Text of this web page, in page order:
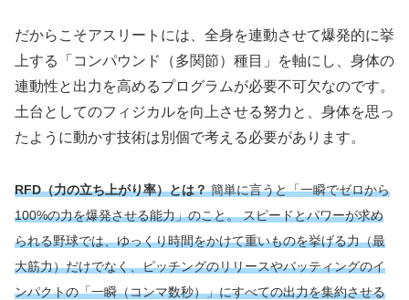
だからこそアスリートには、全身を連動させて爆発的に挙
上する「コンパウンド（多関節）種目」を軸にし、身体の
連動性と出力を高めるプログラムが必要不可欠なのです。
土台としてのフィジカルを向上させる努力と、身体を思っ
たように動かす技術は別個で考える必要があります。
RFD（力の立ち上がり率）とは？簡単に言うと「一瞬でゼロから
100%の力を爆発させる能力」のこと。 スピードとパワーが求め
られる野球では、ゆっくり時間をかけて重いものを挙げる力（最
大筋力）だけでなく、ピッチングのリリースやバッティングのイ
ンパクトの「一瞬（コンマ数秒）」にすべての出力を集約させる